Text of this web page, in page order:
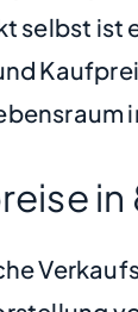
selbst
in